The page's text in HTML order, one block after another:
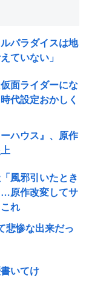
パラダイスは地
ていない」
面ライダーにな
代設定おかしく
ハウス』、原作
風邪引いたとき
…原作改変してサ
れ
悲惨な出来だっ
いてけ